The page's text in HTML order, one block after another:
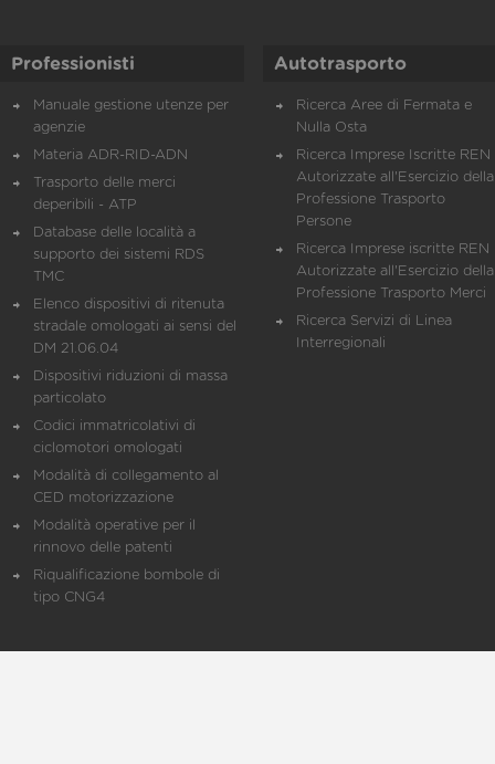
Professionisti
Manuale gestione utenze per
agenzie
Materia ADR-RID-ADN
Trasporto delle merci
deperibili - ATP
Database delle località a
supporto dei sistemi RDS
TMC
Elenco dispositivi di ritenuta
stradale omologati ai sensi del
DM 21.06.04
Dispositivi riduzioni di massa
particolato
Codici immatricolativi di
ciclomotori omologati
Modalità di collegamento al
CED motorizzazione
Modalità operative per il
rinnovo delle patenti
Riqualificazione bombole di
tipo CNG4
Autotrasporto
Ricerca Aree di Fermata e
Nulla Osta
Ricerca Imprese Iscritte REN
Autorizzate all'Esercizio della
Professione Trasporto
Persone
Ricerca Imprese iscritte REN
Autorizzate all'Esercizio della
Professione Trasporto Merci
Ricerca Servizi di Linea
Interregionali